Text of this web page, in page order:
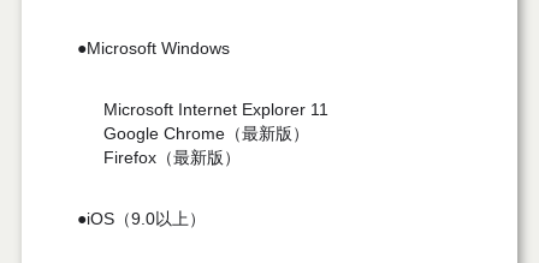
●Microsoft Windows
Microsoft Internet Explorer 11
Google Chrome（最新版）
Firefox（最新版）
●iOS（9.0以上）